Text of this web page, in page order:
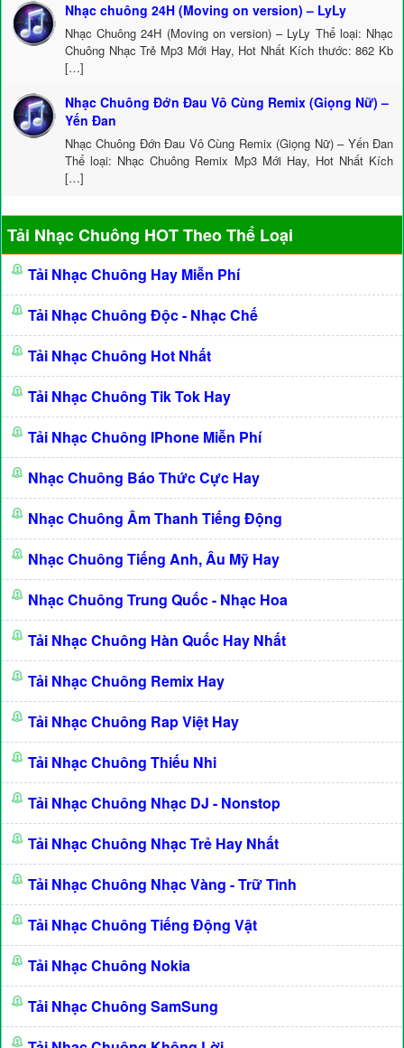
Nhạc chuông 24H (Moving on version) – LyLy
Nhạc Chuông 24H (Moving on version) – LyLy Thể loại: Nhạc
Chuông Nhạc Trẻ Mp3 Mới Hay, Hot Nhất Kích thước: 862 Kb
[…]
Nhạc Chuông Đớn Đau Vô Cùng Remix (Giọng Nữ) –
Yến Đan
Nhạc Chuông Đớn Đau Vô Cùng Remix (Giọng Nữ) – Yến Đan
Thể loại: Nhạc Chuông Remix Mp3 Mới Hay, Hot Nhất Kích
[…]
Tải Nhạc Chuông HOT Theo Thể Loại
Tải Nhạc Chuông Hay Miễn Phí
Tải Nhạc Chuông Độc - Nhạc Chế
Tải Nhạc Chuông Hot Nhất
Tải Nhạc Chuông Tik Tok Hay
Tải Nhạc Chuông IPhone Miễn Phí
Nhạc Chuông Báo Thức Cực Hay
Nhạc Chuông Âm Thanh Tiếng Động
Nhạc Chuông Tiếng Anh, Âu Mỹ Hay
Nhạc Chuông Trung Quốc - Nhạc Hoa
Tải Nhạc Chuông Hàn Quốc Hay Nhất
Tải Nhạc Chuông Remix Hay
Tải Nhạc Chuông Rap Việt Hay
Tải Nhạc Chuông Thiếu Nhi
Tải Nhạc Chuông Nhạc DJ - Nonstop
Tải Nhạc Chuông Nhạc Trẻ Hay Nhất
Tải Nhạc Chuông Nhạc Vàng - Trữ Tình
Tải Nhạc Chuông Tiếng Động Vật
Tải Nhạc Chuông Nokia
Tải Nhạc Chuông SamSung